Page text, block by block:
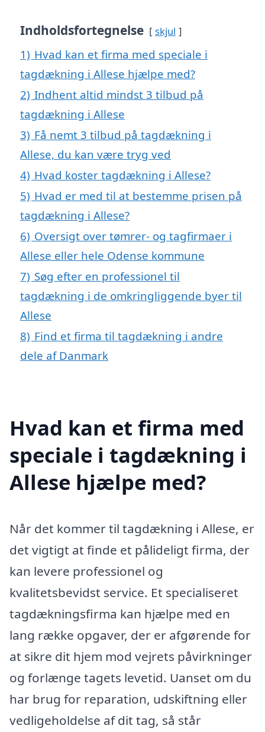
Indholdsfortegnelse skjul
1) Hvad kan et firma med speciale i
tagdækning i Allese hjælpe med?
2) Indhent altid mindst 3 tilbud på
tagdækning i Allese
3) Få nemt 3 tilbud på tagdækning i
Allese, du kan være tryg ved
4) Hvad koster tagdækning i Allese?
5) Hvad er med til at bestemme prisen på
tagdækning i Allese?
6) Oversigt over tømrer- og tagfirmaer i
Allese eller hele Odense kommune
7) Søg efter en professionel til
tagdækning i de omkringliggende byer til
Allese
8) Find et firma til tagdækning i andre
dele af Danmark
Hvad kan et firma med
speciale i tagdækning i
Allese hjælpe med?
Når det kommer til tagdækning i Allese, er
det vigtigt at finde et pålideligt firma, der
kan levere professionel og
kvalitetsbevidst service. Et specialiseret
tagdækningsfirma kan hjælpe med en
lang række opgaver, der er afgørende for
at sikre dit hjem mod vejrets påvirkninger
og forlænge tagets levetid. Uanset om du
har brug for reparation, udskiftning eller
vedligeholdelse af dit tag, så står